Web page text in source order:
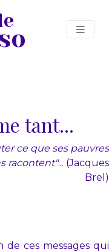
tant...
ce que ses pauvres
racontent"... (Jacques
Brel)
de ces messages qui